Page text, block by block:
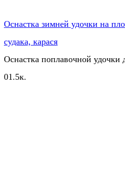
Оснастка зимней удочки на
судака, карася
Оснастка поплавочной
01.5к.